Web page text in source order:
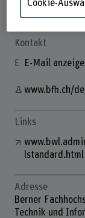
Kontakt
E-Mail
www.bfh.ch/
Links
lstandard.html
Adresse
Berner
Technik und
Cookie-